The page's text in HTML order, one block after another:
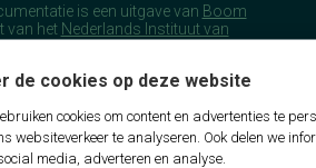
de cookies op deze website
cookies om content en advertenties te
websiteverkeer te analyseren. Ook delen we
media, adverteren en analyse.
is een uitgave van Boom
van het Nederlands Instituut van
de Commissie
(COTAN).
Documentatie